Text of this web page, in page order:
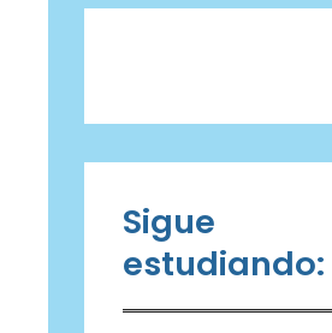
Sigue
estudiando: